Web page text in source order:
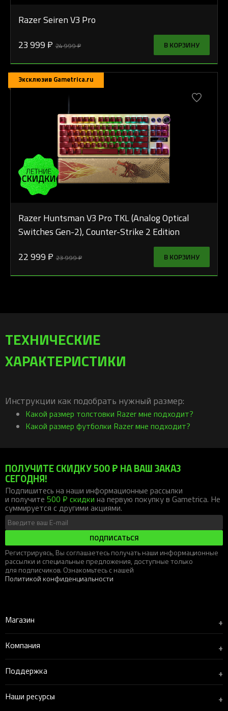
Razer Seiren V3 Pro
23 999 ₽ 24 999 ₽ В КОРЗИНУ
Эксклюзив Gametrica.ru
Razer Huntsman V3 Pro TKL (Analog Optical
Switches Gen-2), Counter-Strike 2 Edition
22 999 ₽ 23 999 ₽ В КОРЗИНУ
ТЕХНИЧЕСКИЕ
ХАРАКТЕРИСТИКИ
Инструкции как подобрать нужный размер:
Какой размер толстовки Razer мне подходит?
Какой размер футболки Razer мне подходит?
ПОЛУЧИТЕ СКИДКУ 500 ₽ НА ВАШ ЗАКАЗ
СЕГОДНЯ!
Подпишитесь на наши информационные рассылки
и получите 500 ₽ скидки на первую покупку в Gametrica. Не
суммируется с другими акциями.
ПОДПИСАТЬСЯ
Регистрируясь, Вы соглашаетесь получать наши информационные
рассылки и специальные предложения, доступные только
для подписчиков. Ознакомьтесь с нашей
Политикой конфиденциальности
Магазин +
Компания +
Поддержка +
Наши ресурсы +